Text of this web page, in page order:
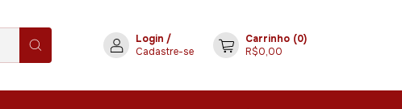
Login /
Cadastre-se
Carrinho (0)
R$0,00